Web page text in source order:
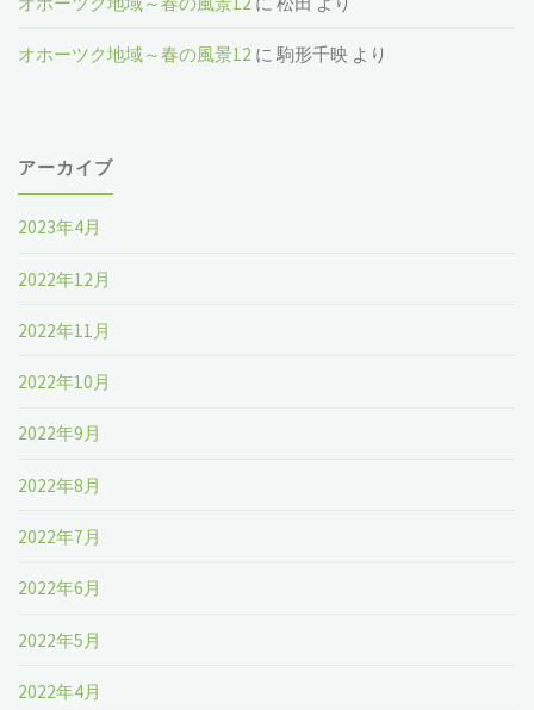
オホーツク地域～春の風景12 に駒形千映 より
アーカイブ
2023年4月
2022年12月
2022年11月
2022年10月
2022年9月
2022年8月
2022年7月
2022年6月
2022年5月
2022年4月